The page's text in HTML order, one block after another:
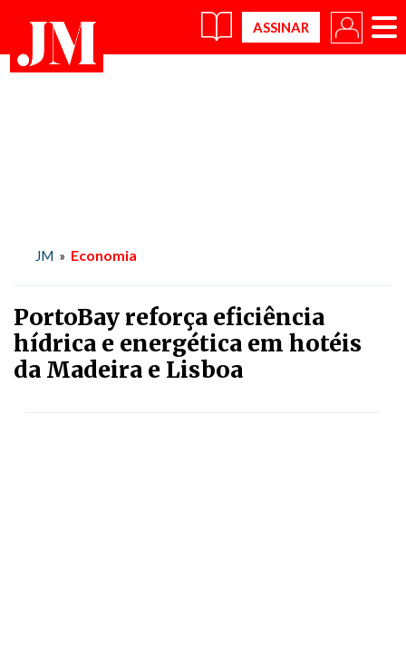
×
JM » Economia
PortoBay reforça eficiência
hídrica e energética em hotéis
da Madeira e Lisboa